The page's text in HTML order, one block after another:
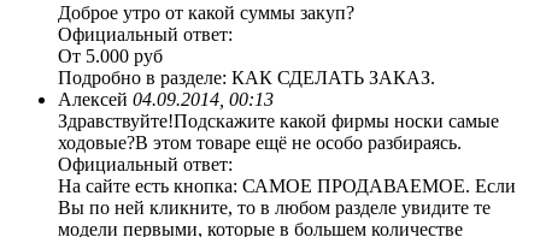
Доброе утро от какой суммы закуп?
Официальный ответ:
От 5.000 руб
Подробно в разделе: КАК СДЕЛАТЬ ЗАКАЗ.
Алексей 04.09.2014, 00:13
Здравствуйте!Подскажите какой фирмы носки самые
ходовые?В этом товаре ещё не особо разбираясь.
Официальный ответ:
На сайте есть кнопка: САМОЕ ПРОДАВАЕМОЕ. Если
Вы по ней кликните, то в любом разделе увидите те
модели первыми, которые в большем количестве